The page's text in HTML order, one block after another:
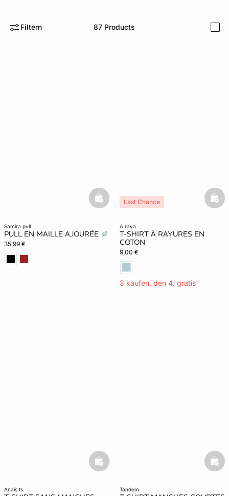
Filtern 87 Products
samira pull
PULL EN MAILLE AJOURÉE
35,99 €
basketfull
a raya
T-SHIRT À RAYURES EN
COTON
9,00 €
3 kaufen, den 4. gratis
Last Chance
anais ts
basketfull
tandem